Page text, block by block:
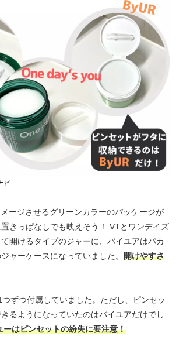
ビ
ージさせるグリーンカラーのパッケージが
きっぱなしでも映えそう！ VTとワンデイズ
開けるタイプのジャーに、バイユアはパカ
ャーケースになっていました。 開けやすさ
ずつ付属していました。ただし、ピンセッ
るようになっていたのはバイユアだけでし
ーはピンセットの紛失に要注意！